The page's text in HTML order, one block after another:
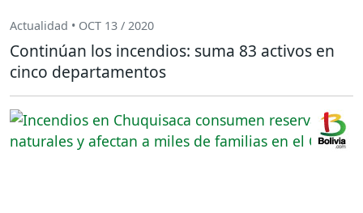
Actualidad • OCT 13 / 2020
Continúan los incendios: suma 83 activos en
cinco departamentos